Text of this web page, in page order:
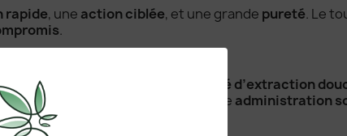
rapide, une action ciblée, et une grande pureté. Le
.
bio ?
procédé d’extraction
leCBN . Elles sont conçues pour une administration
en quelques minutes